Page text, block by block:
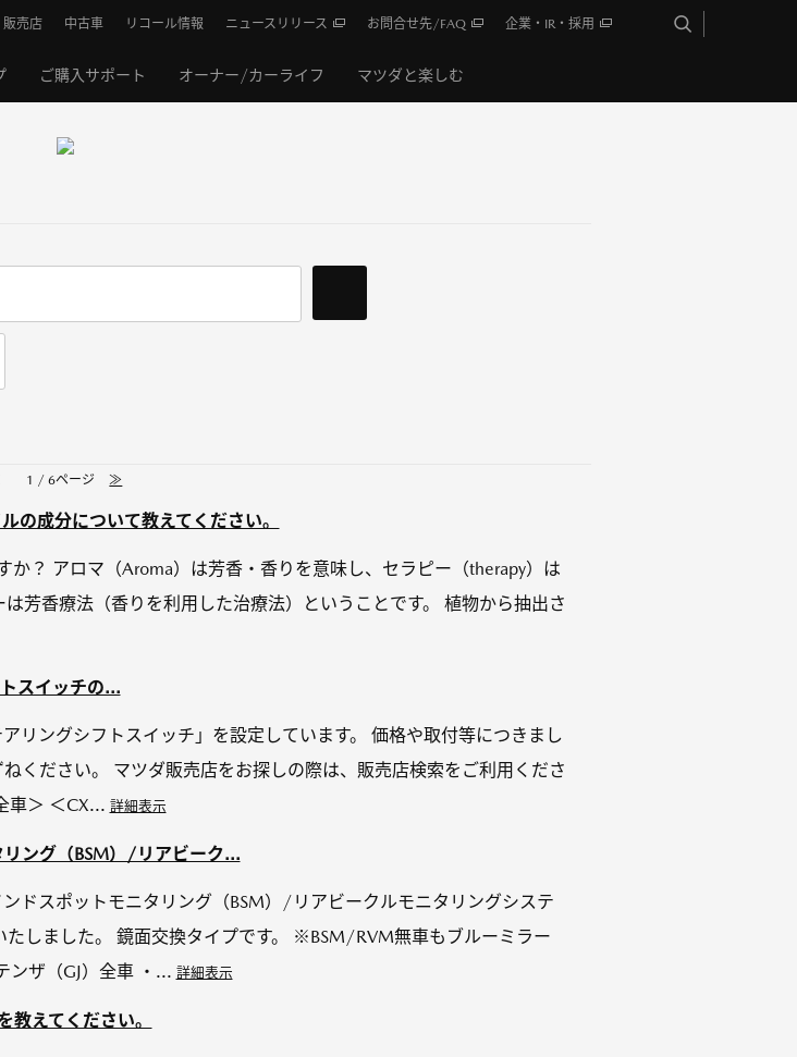
ご購入サポート オーナー/カーライフ マツダと楽しむ
販売店 中古車 リコール情報 ニュースリリース お問合せ先/FAQ 企業・IR・採用
1 / 6ページ ≫
の成分について教えてください。
？ アロマ（Aroma）は芳香・香りを意味し、セラピー（therapy）は
芳香療法（香りを利用した治療法）ということです。 植物から抽出さ
スイッチの...
リングシフトスイッチ」を設定しています。 価格や取付等につきまし
ください。 マツダ販売店をお探しの際は、販売店検索をご利用くださ
車＞ ＜CX... 詳細表示
ング（BSM）/リアビーク...
ドスポットモニタリング（BSM）/リアビークルモニタリングシステ
しました。 鏡面交換タイプです。 ※BSM/RVM無車もブルーミラー
ンザ（GJ）全車 ・... 詳細表示
えてください。